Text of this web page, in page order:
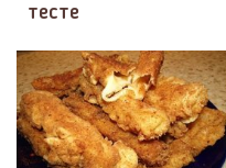
тесте